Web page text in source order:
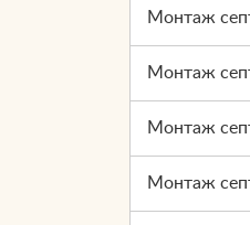
Монтаж
Монтаж
Монтаж
Монтаж